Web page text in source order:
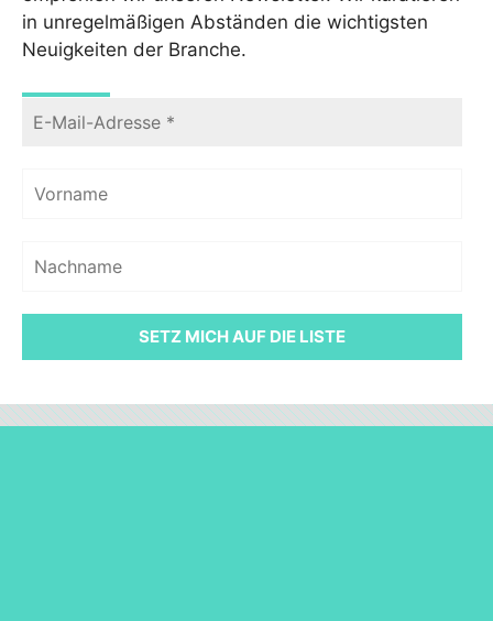
in unregelmäßigen Abständen die wichtigsten
Neuigkeiten der Branche.